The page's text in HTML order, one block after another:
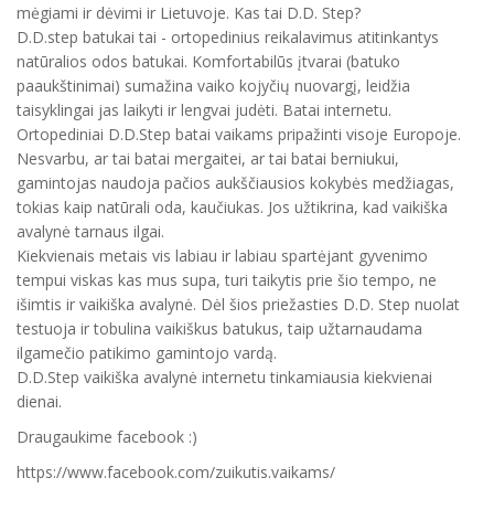
mėgiami ir dėvimi ir Lietuvoje. Kas tai D.D. Step?
D.D.step batukai tai - ortopedinius reikalavimus atitinkantys
natūralios odos batukai. Komfortabilūs įtvarai (batuko
paaukštinimai) sumažina vaiko kojyčių nuovargį, leidžia
taisyklingai jas laikyti ir lengvai judėti. Batai internetu.
Ortopediniai D.D.Step batai vaikams pripažinti visoje Europoje.
Nesvarbu, ar tai batai mergaitei, ar tai batai berniukui,
gamintojas naudoja pačios aukščiausios kokybės medžiagas,
tokias kaip natūrali oda, kaučiukas. Jos užtikrina, kad vaikiška
avalynė tarnaus ilgai.
Kiekvienais metais vis labiau ir labiau spartėjant gyvenimo
tempui viskas kas mus supa, turi taikytis prie šio tempo, ne
išimtis ir vaikiška avalynė. Dėl šios priežasties D.D. Step nuolat
testuoja ir tobulina vaikiškus batukus, taip užtarnaudama
ilgamečio patikimo gamintojo vardą.
D.D.Step vaikiška avalynė internetu tinkamiausia kiekvienai
dienai.
Draugaukime facebook :)
https://www.facebook.com/zuikutis.vaikams/